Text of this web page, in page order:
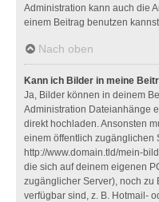
Administration kann auch die
einem Beitrag benutzen kannst.
Nach oben
Kann ich Bilder in meine
Ja, Bilder können in deinem
Administration Dateianhänge
direkt hochladen. Ansonsten
einem öffentlich zugänglichen
http://www.domain.tld/mein-
die sich auf deinem eigenen
zugänglicher Server), noch zu
verfügbar sind, z. B. Hotmail-